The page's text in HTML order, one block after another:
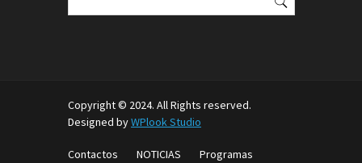
Copyright © 2024. All Rights reserved.
Designed byWPlook Studio
Contactos NOTICIAS Programas